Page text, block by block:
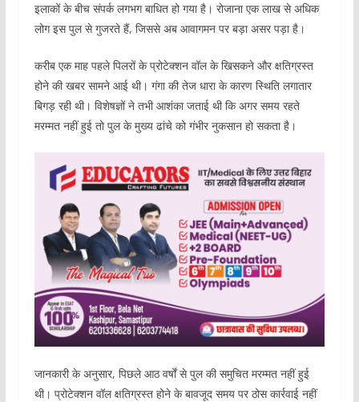
इलाकों के बीच संपर्क लगभग बाधित हो गया है। रोजाना एक लाख से अधिक
लोग इस पुल से गुजरते हैं, जिससे अब आवागमन पर बड़ा असर पड़ा है।
करीब एक माह पहले पिलरों के प्रोटेक्शन वॉल के खिसकने और क्षतिग्रस्त
होने की खबर सामने आई थी। गंगा की तेज धारा के कारण स्थिति लगातार
बिगड़ रही थी। विशेषज्ञों ने तभी आशंका जताई थी कि अगर समय रहते
मरम्मत नहीं हुई तो पुल के मुख्य ढांचे को गंभीर नुकसान हो सकता है।
जानकारी के अनुसार, पिछले आठ वर्षों से पुल की समुचित मरम्मत नहीं हुई
थी। प्रोटेक्शन वॉल क्षतिग्रस्त होने के बावजूद समय पर ठोस कार्रवाई नहीं